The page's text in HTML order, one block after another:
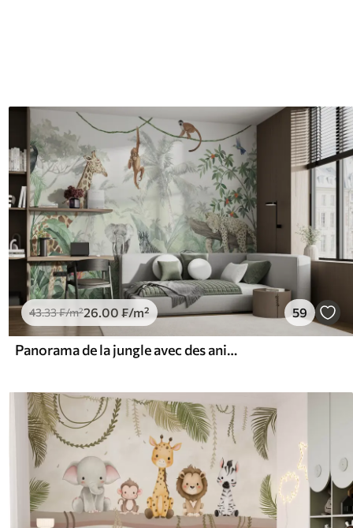
43.33₣/m²26.00 ₣/m² 59
Panorama de la jungle avec des animaux